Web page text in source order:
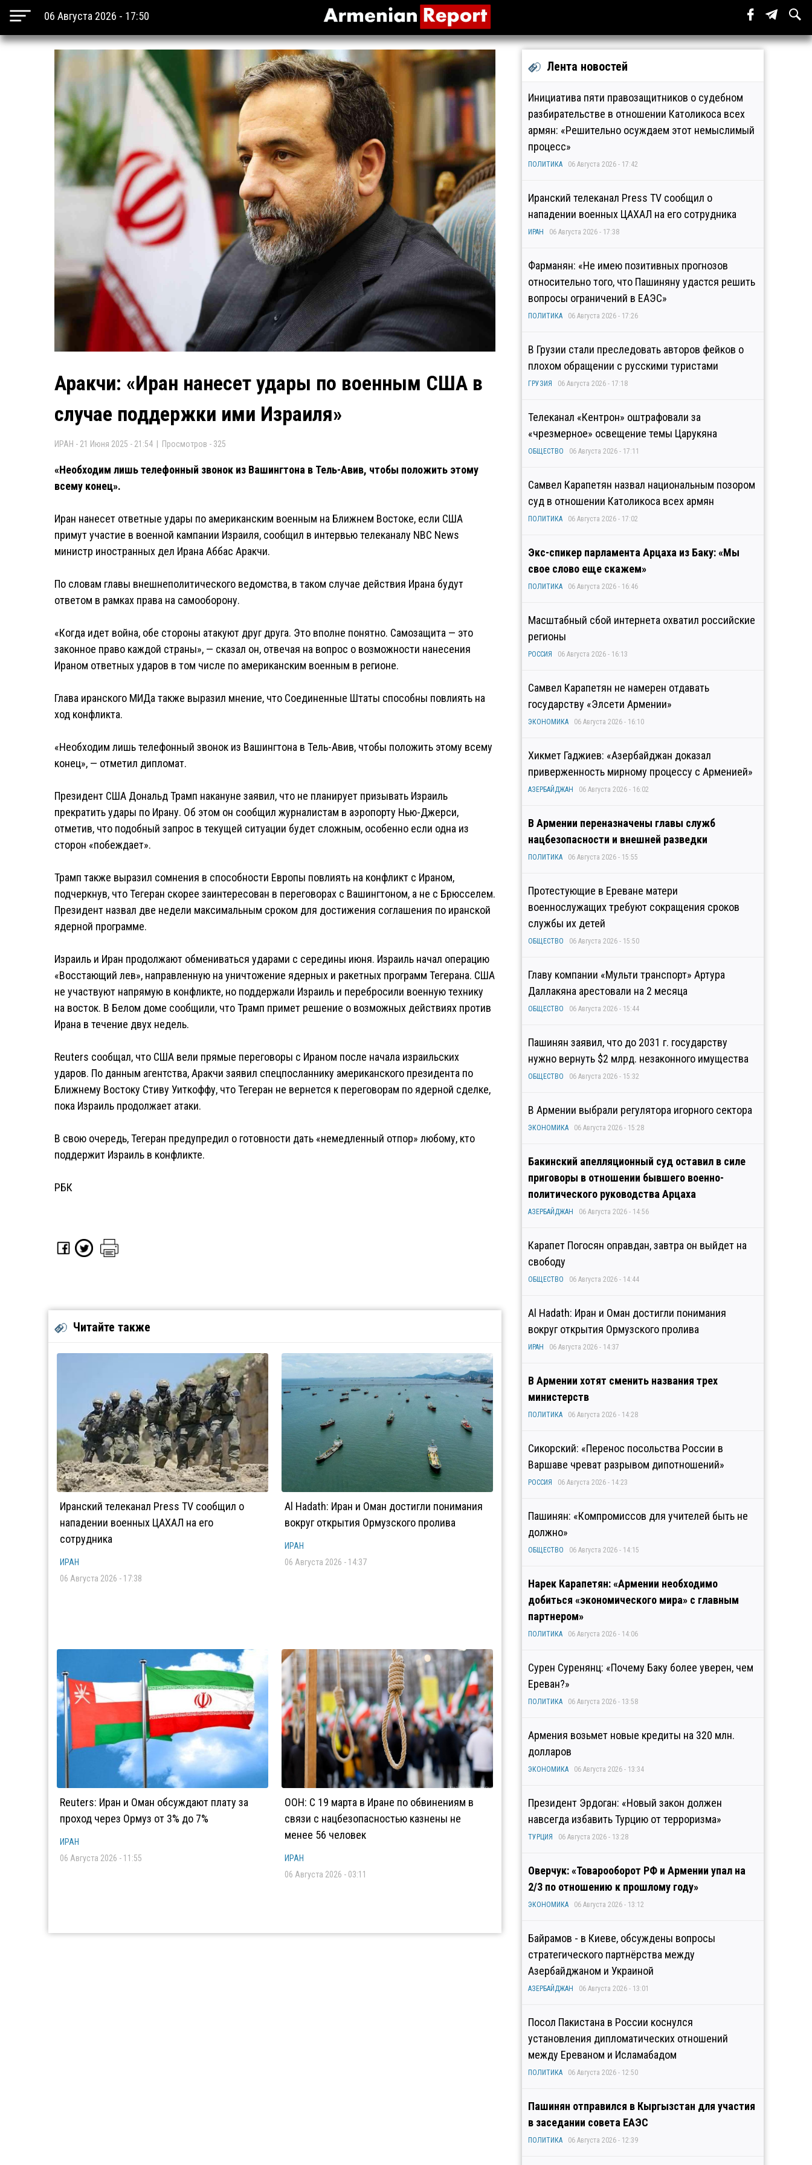
06 Августа 2026 - 17:50
Аракчи: «Иран нанесет удары по военным США в
случае поддержки ими Израиля»
ИРАН - 21 Июня 2025 - 21:54 | Просмотров - 325
«Необходим лишь телефонный звонок из Вашингтона в Тель-Авив, чтобы положить этому
всему конец».
Иран нанесет ответные удары по американским военным на Ближнем Востоке, если США
примут участие в военной кампании Израиля, сообщил в интервью телеканалу NBC News
министр иностранных дел Ирана Аббас Аракчи.
По словам главы внешнеполитического ведомства, в таком случае действия Ирана будут
ответом в рамках права на самооборону.
«Когда идет война, обе стороны атакуют друг друга. Это вполне понятно. Самозащита — это
законное право каждой страны», — сказал он, отвечая на вопрос о возможности нанесения
Ираном ответных ударов в том числе по американским военным в регионе.
Глава иранского МИДа также выразил мнение, что Соединенные Штаты способны повлиять на
ход конфликта.
«Необходим лишь телефонный звонок из Вашингтона в Тель-Авив, чтобы положить этому всему
конец», — отметил дипломат.
Президент США Дональд Трамп накануне заявил, что не планирует призывать Израиль
прекратить удары по Ирану. Об этом он сообщил журналистам в аэропорту Нью-Джерси,
отметив, что подобный запрос в текущей ситуации будет сложным, особенно если одна из
сторон «побеждает».
Трамп также выразил сомнения в способности Европы повлиять на конфликт с Ираном,
подчеркнув, что Тегеран скорее заинтересован в переговорах с Вашингтоном, а не с Брюсселем.
Президент назвал две недели максимальным сроком для достижения соглашения по иранской
ядерной программе.
Израиль и Иран продолжают обмениваться ударами с середины июня. Израиль начал операцию
«Восстающий лев», направленную на уничтожение ядерных и ракетных программ Тегерана. США
не участвуют напрямую в конфликте, но поддержали Израиль и перебросили военную технику
на восток. В Белом доме сообщили, что Трамп примет решение о возможных действиях против
Ирана в течение двух недель.
Reuters сообщал, что США вели прямые переговоры с Ираном после начала израильских
ударов. По данным агентства, Аракчи заявил спецпосланнику американского президента по
Ближнему Востоку Стиву Уиткоффу, что Тегеран не вернется к переговорам по ядерной сделке,
пока Израиль продолжает атаки.
В свою очередь, Тегеран предупредил о готовности дать «немедленный отпор» любому, кто
поддержит Израиль в конфликте.
РБК
Читайте также
Иранский телеканал Press TV сообщил о
нападении военных ЦАХАЛ на его
сотрудника
ИРАН
06 Августа 2026 - 17:38
Al Hadath: Иран и Оман достигли понимания
вокруг открытия Ормузского пролива
ИРАН
06 Августа 2026 - 14:37
Reuters: Иран и Оман обсуждают плату за
проход через Ормуз от 3% до 7%
ИРАН
06 Августа 2026 - 11:55
ООН: С 19 марта в Иране по обвинениям в
связи с нацбезопасностью казнены не
менее 56 человек
ИРАН
06 Августа 2026 - 03:11
Лента новостей
Инициатива пяти правозащитников о судебном
разбирательстве в отношении Католикоса всех
армян: «Решительно осуждаем этот немыслимый
процесс»
ПОЛИТИКА 06 Августа 2026 - 17:42
Иранский телеканал Press TV сообщил о
нападении военных ЦАХАЛ на его сотрудника
ИРАН 06 Августа 2026 - 17:38
Фарманян: «Не имею позитивных прогнозов
относительно того, что Пашиняну удастся решить
вопросы ограничений в ЕАЭС»
ПОЛИТИКА 06 Августа 2026 - 17:26
В Грузии стали преследовать авторов фейков о
плохом обращении с русскими туристами
ГРУЗИЯ 06 Августа 2026 - 17:18
Телеканал «Кентрон» оштрафовали за
«чрезмерное» освещение темы Царукяна
ОБЩЕСТВО 06 Августа 2026 - 17:11
Самвел Карапетян назвал национальным позором
суд в отношении Католикоса всех армян
ПОЛИТИКА 06 Августа 2026 - 17:02
Экс-спикер парламента Арцаха из Баку: «Мы
свое слово еще скажем»
ПОЛИТИКА 06 Августа 2026 - 16:46
Масштабный сбой интернета охватил российские
регионы
РОССИЯ 06 Августа 2026 - 16:13
Самвел Карапетян не намерен отдавать
государству «Элсети Армении»
ЭКОНОМИКА 06 Августа 2026 - 16:10
Хикмет Гаджиев: «Азербайджан доказал
приверженность мирному процессу с Арменией»
АЗЕРБАЙДЖАН 06 Августа 2026 - 16:02
В Армении переназначены главы служб
нацбезопасности и внешней разведки
ПОЛИТИКА 06 Августа 2026 - 15:55
Протестующие в Ереване матери
военнослужащих требуют сокращения сроков
службы их детей
ОБЩЕСТВО 06 Августа 2026 - 15:50
Главу компании «Мульти транспорт» Артура
Даллакяна арестовали на 2 месяца
ОБЩЕСТВО 06 Августа 2026 - 15:44
Пашинян заявил, что до 2031 г. государству
нужно вернуть $2 млрд. незаконного имущества
ОБЩЕСТВО 06 Августа 2026 - 15:32
В Армении выбрали регулятора игорного сектора
ЭКОНОМИКА 06 Августа 2026 - 15:28
Бакинский апелляционный суд оставил в силе
приговоры в отношении бывшего военно-
политического руководства Арцаха
АЗЕРБАЙДЖАН 06 Августа 2026 - 14:56
Карапет Погосян оправдан, завтра он выйдет на
свободу
ОБЩЕСТВО 06 Августа 2026 - 14:44
Al Hadath: Иран и Оман достигли понимания
вокруг открытия Ормузского пролива
ИРАН 06 Августа 2026 - 14:37
В Армении хотят сменить названия трех
министерств
ПОЛИТИКА 06 Августа 2026 - 14:28
Сикорский: «Перенос посольства России в
Варшаве чреват разрывом дипотношений»
РОССИЯ 06 Августа 2026 - 14:23
Пашинян: «Компромиссов для учителей быть не
должно»
ОБЩЕСТВО 06 Августа 2026 - 14:15
Нарек Карапетян: «Армении необходимо
добиться «экономического мира» с главным
партнером»
ПОЛИТИКА 06 Августа 2026 - 14:06
Сурен Суренянц: «Почему Баку более уверен, чем
Ереван?»
ПОЛИТИКА 06 Августа 2026 - 13:58
Армения возьмет новые кредиты на 320 млн.
долларов
ЭКОНОМИКА 06 Августа 2026 - 13:34
Президент Эрдоган: «Новый закон должен
навсегда избавить Турцию от терроризма»
ТУРЦИЯ 06 Августа 2026 - 13:28
Оверчук: «Товарооборот РФ и Армении упал на
2/3 по отношению к прошлому году»
ЭКОНОМИКА 06 Августа 2026 - 13:12
Байрамов - в Киеве, обсуждены вопросы
стратегического партнёрства между
Азербайджаном и Украиной
АЗЕРБАЙДЖАН 06 Августа 2026 - 13:01
Посол Пакистана в России коснулся
установления дипломатических отношений
между Ереваном и Исламабадом
ПОЛИТИКА 06 Августа 2026 - 12:50
Пашинян отправился в Кыргызстан для участия
в заседании совета ЕАЭС
ПОЛИТИКА 06 Августа 2026 - 12:39